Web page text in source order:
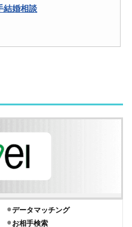
結婚相談
データマッチング
お相手検索・・・